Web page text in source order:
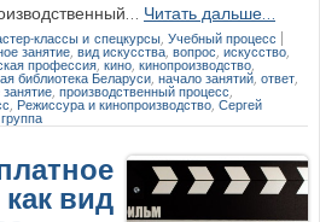
Читать дальше…
классы и спецкурсы Учебный процесс
занятие вид искусства вопрос искусство
профессия, кино кинопроизводство
библиотека Беларуси начало занятий ответ
производственный процесс
Режиссура и кинопроизводство Сергей
вид